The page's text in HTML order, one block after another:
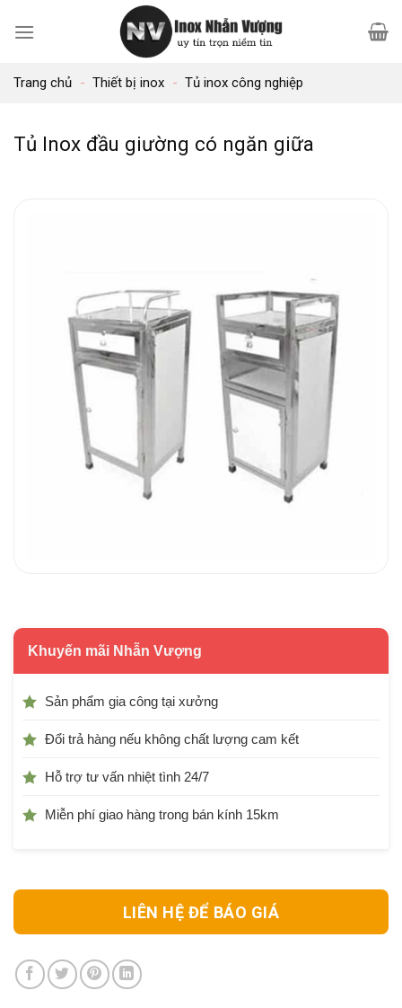
qua
dungTrang chủ - Thiết bị inox - Tủ inox công nghiệp
Tủ Inox đầu giường có ngăn giữa
Khuyến mãi Nhẫn Vượng
Sản phẩm gia công tại xưởng
Đổi trả hàng nếu không chất lượng cam kết
Hỗ trợ tư vấn nhiệt tình 24/7
Miễn phí giao hàng trong bán kính 15km
LIÊN HỆ ĐỂ BÁO GIÁ